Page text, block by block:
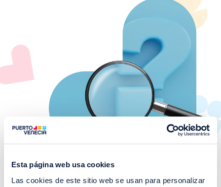
Esta página web usa cookies
Las cookies de este sitio web se usan para personalizar